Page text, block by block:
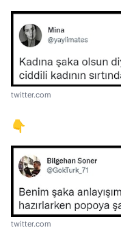
twitter.com
👇
twitter.com